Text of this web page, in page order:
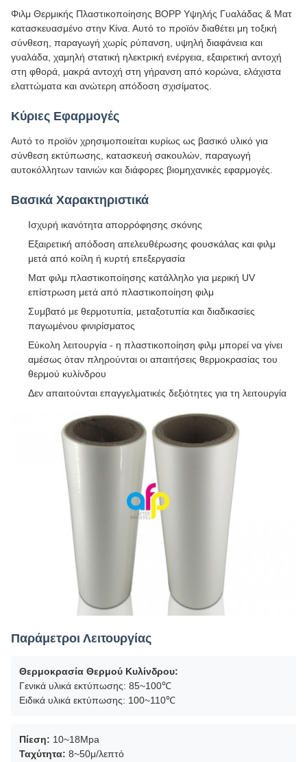
Φιλμ Θερμικής Πλαστικοποίησης BOPP Υψηλής Γυαλάδας & Ματ
κατασκευασμένο στην Κίνα. Αυτό το προϊόν διαθέτει μη τοξική
σύνθεση, παραγωγή χωρίς ρύπανση, υψηλή διαφάνεια και
γυαλάδα, χαμηλή στατική ηλεκτρική ενέργεια, εξαιρετική αντοχή
στη φθορά, μακρά αντοχή στη γήρανση από κορώνα, ελάχιστα
ελαττώματα και ανώτερη απόδοση σχισίματος.
Κύριες Εφαρμογές
Αυτό το προϊόν χρησιμοποιείται κυρίως ως βασικό υλικό για
σύνθεση εκτύπωσης, κατασκευή σακουλών, παραγωγή
αυτοκόλλητων ταινιών και διάφορες βιομηχανικές εφαρμογές.
Βασικά Χαρακτηριστικά
Ισχυρή ικανότητα απορρόφησης σκόνης
Εξαιρετική απόδοση απελευθέρωσης φουσκάλας και φιλμ
μετά από κοίλη ή κυρτή επεξεργασία
Ματ φιλμ πλαστικοποίησης κατάλληλο για μερική UV
επίστρωση μετά από πλαστικοποίηση φιλμ
Συμβατό με θερμοτυπία, μεταξοτυπία και διαδικασίες
παγωμένου φινιρίσματος
Εύκολη λειτουργία - η πλαστικοποίηση φιλμ μπορεί να γίνει
αμέσως όταν πληρούνται οι απαιτήσεις θερμοκρασίας του
θερμού κυλίνδρου
Δεν απαιτούνται επαγγελματικές δεξιότητες για τη λειτουργία
Παράμετροι Λειτουργίας
Θερμοκρασία Θερμού Κυλίνδρου:
Γενικά υλικά εκτύπωσης: 85~100℃
Ειδικά υλικά εκτύπωσης: 100~110℃
Πίεση: 10~18Mpa
Ταχύτητα: 8~50μ/λεπτό